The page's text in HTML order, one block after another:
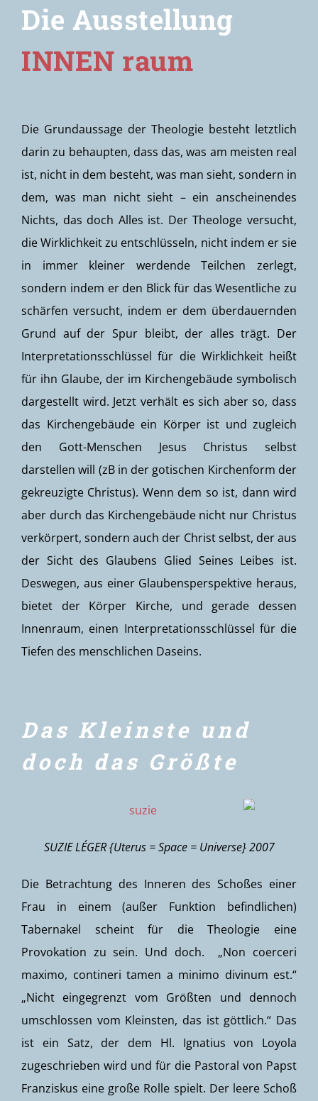
Die Ausstellung
INNEN raum
Die Grundaussage der Theologie besteht letztlich
darin zu behaupten, dass das, was am meisten real
ist, nicht in dem besteht, was man sieht, sondern in
dem, was man nicht sieht – ein anscheinendes
Nichts, das doch Alles ist. Der Theologe versucht,
die Wirklichkeit zu entschlüsseln, nicht indem er sie
in immer kleiner werdende Teilchen zerlegt,
sondern indem er den Blick für das Wesentliche zu
schärfen versucht, indem er dem überdauernden
Grund auf der Spur bleibt, der alles trägt. Der
Interpretationsschlüssel für die Wirklichkeit heißt
für ihn Glaube, der im Kirchengebäude symbolisch
dargestellt wird. Jetzt verhält es sich aber so, dass
das Kirchengebäude ein Körper ist und zugleich
den Gott-Menschen Jesus Christus selbst
darstellen will (zB in der gotischen Kirchenform der
gekreuzigte Christus). Wenn dem so ist, dann wird
aber durch das Kirchengebäude nicht nur Christus
verkörpert, sondern auch der Christ selbst, der aus
der Sicht des Glaubens Glied Seines Leibes ist.
Deswegen, aus einer Glaubensperspektive heraus,
bietet der Körper Kirche, und gerade dessen
Innenraum, einen Interpretationsschlüssel für die
Tiefen des menschlichen Daseins.
Das Kleinste und
doch das Größte
SUZIE LÉGER {Uterus = Space = Universe} 2007
Die Betrachtung des Inneren des Schoßes einer
Frau in einem (außer Funktion befindlichen)
Tabernakel scheint für die Theologie eine
Provokation zu sein. Und doch. „Non coerceri
maximo, contineri tamen a minimo divinum est.“
„Nicht eingegrenzt vom Größten und dennoch
umschlossen vom Kleinsten, das ist göttlich.“ Das
ist ein Satz, der dem Hl. Ignatius von Loyola
zugeschrieben wird und für die Pastoral von Papst
Franziskus eine große Rolle spielt. Der leere Schoß